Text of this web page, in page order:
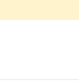
третьим лицам